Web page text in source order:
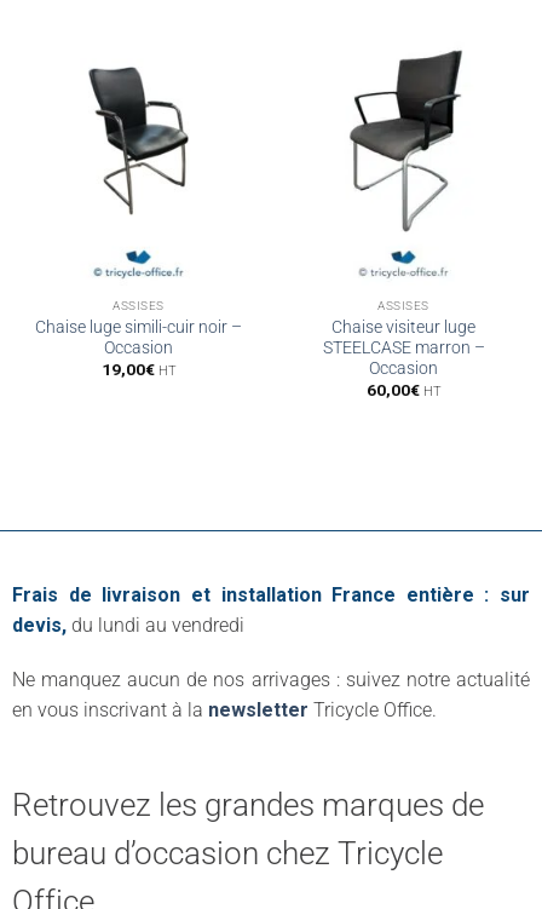
ASSISES
Chaise luge simili-cuir noir –
Occasion
19,00€ HT
ASSISES
Chaise visiteur luge
STEELCASE marron –
Occasion
60,00€ HT
Frais de livraison et installation France entière : sur
devis, du lundi au vendredi
Ne manquez aucun de nos arrivages : suivez notre actualité
en vous inscrivant à la newsletter Tricycle Office.
Retrouvez les grandes marques de
bureau d’occasion chez Tricycle